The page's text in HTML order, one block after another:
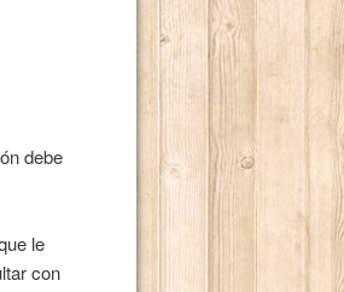
debe
le
con